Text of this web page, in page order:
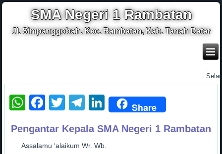
SMA Negeri 1 Rambatan
Jl. Simpanggobah, Kec. Rambatan, Kab. Tanah Datar
WhatsApp
Facebook
Twitter
Telegram
LinkedIn
Share
Pengantar Kepala SMA Negeri 1 Rambatan
Assalamu ‘alaikum Wr. Wb.